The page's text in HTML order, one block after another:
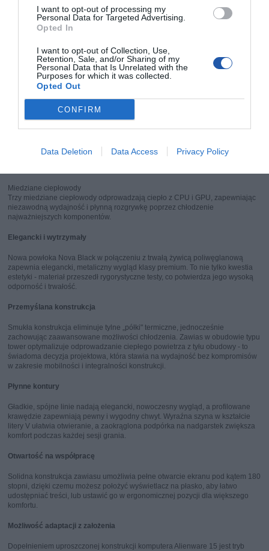
I want to opt-out of processing my
Personal Data for Targeted Advertising.
Opted In
I want to opt-out of Collection, Use,
Retention, Sale, and/or Sharing of my
Personal Data that Is Unrelated with the
Purposes for which it was collected.
Opted Out
CONFIRM
Data Deletion Data Access Privacy Policy
schłodzone powietrze tam, gdzie jest ono najbardziej potrzebne, natomiast
dedykowany wylot odprowadza gorące powietrze z obszaru kluczowych
podzespołów. W konfiguracjach z kartami graficznymi NVIDIA® GeForce
zapewniając lepszy wlot i przepływ powietrza. Każdy element tej architektury
termicznej pomaga chronić wewnętrzne komponenty i wydłuża okres
eksploatacji systemu.
Zaawansowany system chłodzenia
Technologia chłodzenia Alienware Cryo-tech™ zapewnia stabilność systemu
nawet podczas najbardziej wymagających sesji.
146 łopatek wentylatora zasysa chłodne powietrze z góry i z dołu,
jednocześnie odprowadzając ciepło jednym tylnym otworem wylotowym, co
Miedziane ciepłowody
Trzy miedziane ciepłowody odprowadzają ciepło z CPU i GPU, zapewniając
niezawodną wydajność i płynną rozgrywkę poprzez chłodzenie
najważniejszych komponentów.
Elegancki i wytrzymały
Nowa powłoka Nova Black w połączeniu z trwałą żywicą poliwęglanową
zapewnia elegancki, metaliczny wygląd klasy premium. To nie tylko kwestia
estetyki - materiał przeszedł rygorystyczne testy, co potwierdza jego wysoką
odporność i trwałość.
Przemyślana konstrukcja
Smukła konstrukcja eliminuje tylne „półki" termiczne, jednocześnie
zachowując zaawansowane możliwości chłodzenia. Zawias w obudowie typu
tower optymalizuje odprowadzanie ciepłego powietrza z tyłu obudowy - to
świadoma decyzja projektowa, która stawia na wydajność bez kompromisów
w zakresie mobilności i integralności konstrukcji.
Płynne kontury
Gładkie, spójne linie nadają elegancki, nowoczesny wygląd, a profilowane
krawędzie zapewniają pewny i wygodny chwyt. Wyraźna szyna w kształcie
litery V ułatwia otwieranie, a zaokrąglona podpórka na nadgarstek zwiększa
komfort podczas każdej sesji grania.
Otwartość na współpracę
Solidna konstrukcja zawiasu umożliwia pełne otwarcie ekranu pod kątem 180
stopni, dzięki czemu możesz położyć wyświetlacz na płasko, aby łatwo
udostępniać treści, lub ustawić go w ergonomicznej pozycji dla większego
komfortu.
Możliwość adaptacji z założenia
Dopełnieniem uproszczonej konstrukcji komputera Alienware 15 jest tryb